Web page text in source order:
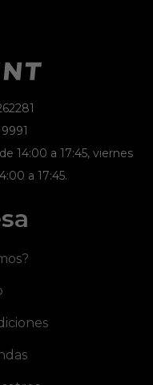
14:00 a 17:45, viernes
a 17:45.